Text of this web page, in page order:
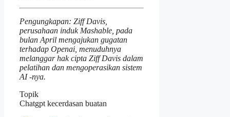
Pengungkapan: Ziff Davis,
perusahaan induk Mashable, pada
bulan April mengajukan gugatan
terhadap Openai, menuduhnya
melanggar hak cipta Ziff Davis dalam
pelatihan dan mengoperasikan sistem
AI -nya.
Topik
Chatgpt kecerdasan buatan